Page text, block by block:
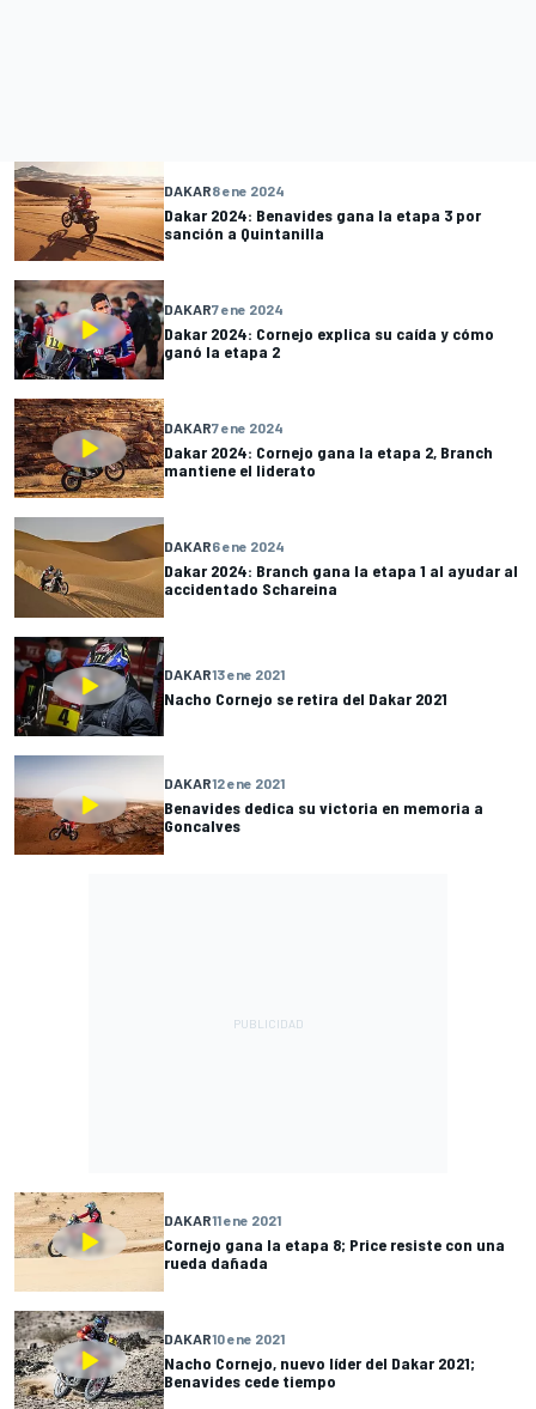
DAKAR8 ene 2024
Dakar 2024: Benavides gana la etapa 3 por
sanción a Quintanilla
DAKAR7 ene 2024
Dakar 2024: Cornejo explica su caída y cómo
ganó la etapa 2
DAKAR7 ene 2024
Dakar 2024: Cornejo gana la etapa 2, Branch
mantiene el liderato
DAKAR6 ene 2024
Dakar 2024: Branch gana la etapa 1 al ayudar al
accidentado Schareina
DAKAR13 ene 2021
Nacho Cornejo se retira del Dakar 2021
DAKAR12 ene 2021
Benavides dedica su victoria en memoria a
Goncalves
DAKAR11 ene 2021
Cornejo gana la etapa 8; Price resiste con una
rueda dañada
DAKAR10 ene 2021
Nacho Cornejo, nuevo líder del Dakar 2021;
Benavides cede tiempo